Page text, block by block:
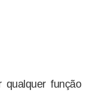
qualquer função